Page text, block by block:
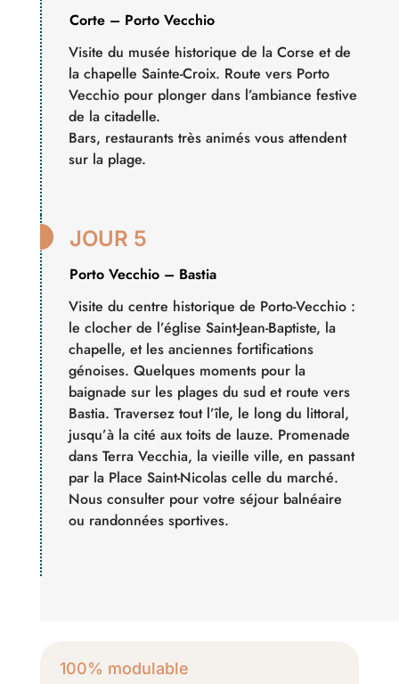
Corte – Porto Vecchio
Visite du musée historique de la Corse et de
la chapelle Sainte-Croix. Route vers Porto
Vecchio pour plonger dans l’ambiance festive
de la citadelle.
Bars, restaurants très animés vous attendent
sur la plage.
 JOUR 5
Porto Vecchio – Bastia
Visite du centre historique de Porto-Vecchio :
le clocher de l’église Saint-Jean-Baptiste, la
chapelle, et les anciennes fortifications
génoises. Quelques moments pour la
baignade sur les plages du sud et route vers
Bastia. Traversez tout l’île, le long du littoral,
jusqu’à la cité aux toits de lauze. Promenade
dans Terra Vecchia, la vieille ville, en passant
par la Place Saint-Nicolas celle du marché.
Nous consulter pour votre séjour balnéaire
ou randonnées sportives.
100% modulable